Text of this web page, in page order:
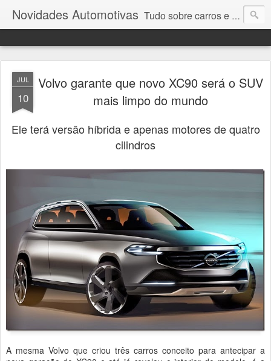
Novidades Automotivas Tudo sobre carros e motores
JUL
10
Volvo garante que novo XC90 será o SUV
mais limpo do mundo
Ele terá versão híbrida e apenas motores de quatro
cilindros
A mesma Volvo que criou três carros conceito para antecipar a